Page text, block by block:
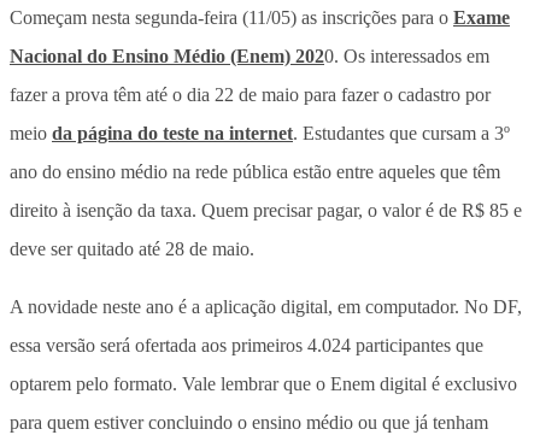
Começam nesta segunda-feira (11/05) as inscrições para o Exame
Nacional do Ensino Médio (Enem) 2020. Os interessados em
fazer a prova têm até o dia 22 de maio para fazer o cadastro por
meio da página do teste na internet. Estudantes que cursam a 3º
ano do ensino médio na rede pública estão entre aqueles que têm
direito à isenção da taxa. Quem precisar pagar, o valor é de R$ 85 e
deve ser quitado até 28 de maio.
A novidade neste ano é a aplicação digital, em computador. No DF,
essa versão será ofertada aos primeiros 4.024 participantes que
optarem pelo formato. Vale lembrar que o Enem digital é exclusivo
para quem estiver concluindo o ensino médio ou que já tenham